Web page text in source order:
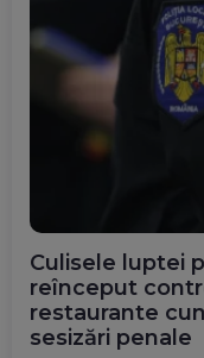
Culisele luptei
reînceput
restaurante
sesizări penale